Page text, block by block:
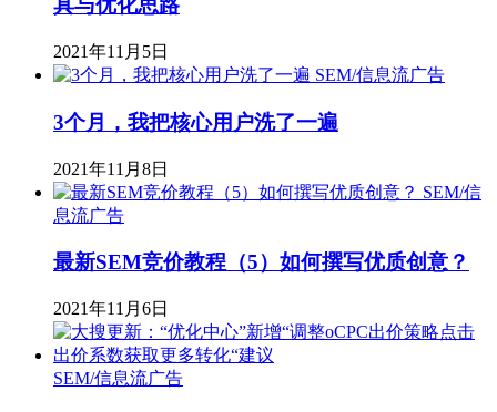
具与优化思路
2021年11月5日
SEM/信息流广告
3个月，我把核心用户洗了一遍
2021年11月8日
SEM/信
息流广告
最新SEM竞价教程（5）如何撰写优质创意？
2021年11月6日
SEM/信息流广告